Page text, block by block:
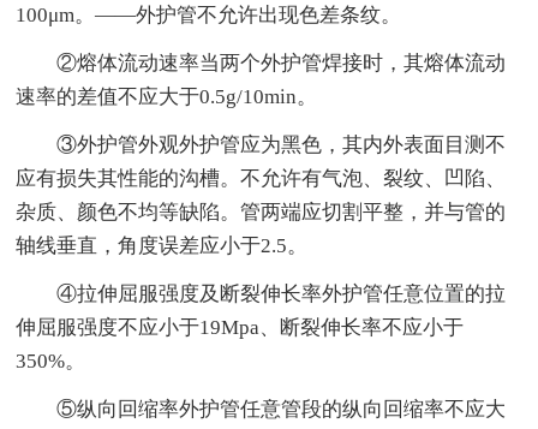
100μm。——外护管不允许出现色差条纹。
②熔体流动速率当两个外护管焊接时，其熔体流动
速率的差值不应大于0.5g/10min。
③外护管外观外护管应为黑色，其内外表面目测不
应有损失其性能的沟槽。不允许有气泡、裂纹、凹陷、
杂质、颜色不均等缺陷。管两端应切割平整，并与管的
轴线垂直，角度误差应小于2.5。
④拉伸屈服强度及断裂伸长率外护管任意位置的拉
伸屈服强度不应小于19Mpa、断裂伸长率不应小于
350%。
⑤纵向回缩率外护管任意管段的纵向回缩率不应大